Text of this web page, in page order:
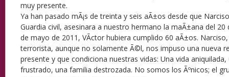
muy presente.
Ya han pasado mÃ¡s de treinta y seis aÃ±os desde que
Guardia civil, asesinara a nuestro hermano la maÃ±ana del 20
de mayo de 2011, VÃ­ctor hubiera cumplido 60 aÃ±os.
terrorista, aunque no solamente Ã©l, nos impuso una nueva
presente y que condiciona nuestras vidas: Una vida
frustrado, una familia destrozada. No somos los Ãºnicos; el